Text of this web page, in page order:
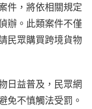
件，將依相關規定
辦。此類案件不僅
民眾購買跨境貨物
日益普及，民眾網
免不慎觸法受罰。